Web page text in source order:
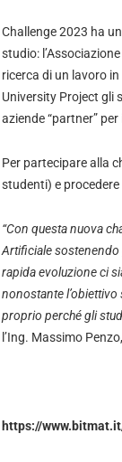
Challenge 2023 ha
studio:
ricerca di un lavoro
University Project gli
aziende “partner”
Per partecipare alla
studenti) e
“Con questa nuova
Artificiale sostenendo
rapida evoluzione ci
nonostante
proprio perché gli
l’Ing. Massimo
https://